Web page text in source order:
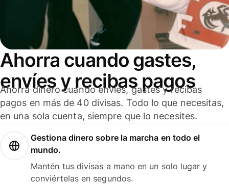
Ahorra cuando gastes,
envíes y recibas pagos
Ahorra dinero cuando envíes, gastes y recibas
pagos en más de 40 divisas. Todo lo que necesitas,
en una sola cuenta, siempre que lo necesites.
Gestiona dinero sobre la marcha en todo el
mundo.
Mantén tus divisas a mano en un solo lugar y
conviértelas en segundos.